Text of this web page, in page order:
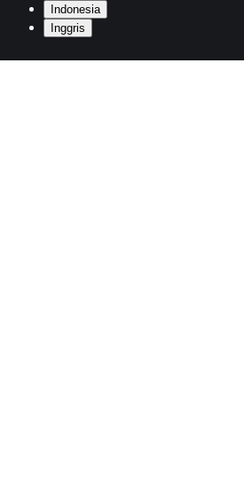
Indonesia
Inggris